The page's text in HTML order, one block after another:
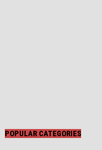
POPULAR CATEGORIES